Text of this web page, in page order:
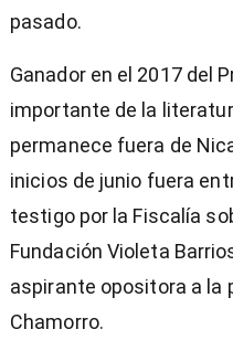
pasado.
Ganador en el 2017 del
importante de la
permanece fuera de
inicios de junio fuera
testigo por la Fiscalía
Fundación Violeta
aspirante opositora a la
Chamorro.